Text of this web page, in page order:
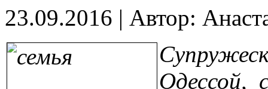
23.09.2016 | Автор:
Одессой,